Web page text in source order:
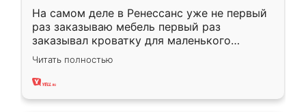
На самом деле в Ренессанс уже не первый
раз заказываю мебель первый раз
заказывал кроватку для маленького
ребёнка при его рождении ,во второй раз
заказал шкаф-купе. По качеству очень
хорошее сборка достаточно быстрая,
Читать полностью